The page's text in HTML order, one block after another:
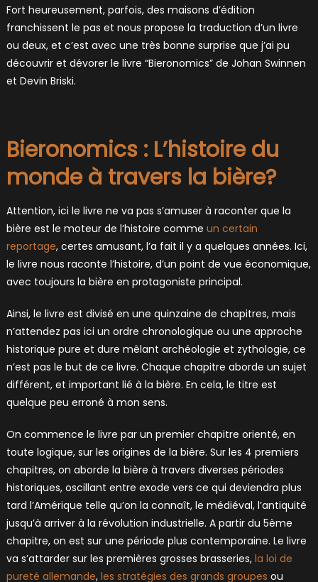
Fort heureusement, parfois, des maisons d’édition
franchissent le pas et nous propose la traduction d’un livre
ou deux, et c’est avec une très bonne surprise que j’ai pu
découvrir et dévorer le livre “Bieronomics” de Johan Swinnen
et Devin Briski.
Bieronomics : L’histoire du
monde à travers la bière?
Attention, ici le livre ne va pas s’amuser à raconter que la
bière est le moteur de l’histoire comme un certain
reportage, certes amusant, l’a fait il y a quelques années. Ici,
le livre nous raconte l’histoire, d’un point de vue économique,
avec toujours la bière en protagoniste principal.
Ainsi, le livre est divisé en une quinzaine de chapitres, mais
n’attendez pas ici un ordre chronologique ou une approche
historique pure et dure mêlant archéologie et zythologie, ce
n’est pas le but de ce livre. Chaque chapitre aborde un sujet
différent, et important lié à la bière. En cela, le titre est
quelque peu erroné à mon sens.
On commence le livre par un premier chapitre orienté, en
toute logique, sur les origines de la bière. Sur les 4 premiers
chapitres, on aborde la bière à travers diverses périodes
historiques, oscillant entre exode vers ce qui deviendra plus
tard l’Amérique telle qu’on la connaît, le médiéval, l’antiquité
jusqu’à arriver à la révolution industrielle. A partir du 5ème
chapitre, on est sur une période plus contemporaine. Le livre
va s’attarder sur les premières grosses brasseries, la loi de
pureté allemande, les stratégies des grands groupes ou